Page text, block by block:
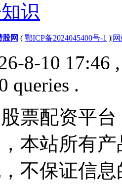
识
股网 ( 鄂ICP备2024045400号-1 )|
8-10 17:46
queries .
票配资平
本站所有
不保证信